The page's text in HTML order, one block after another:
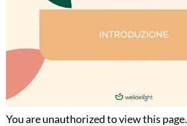
You are unauthorized to view this page.